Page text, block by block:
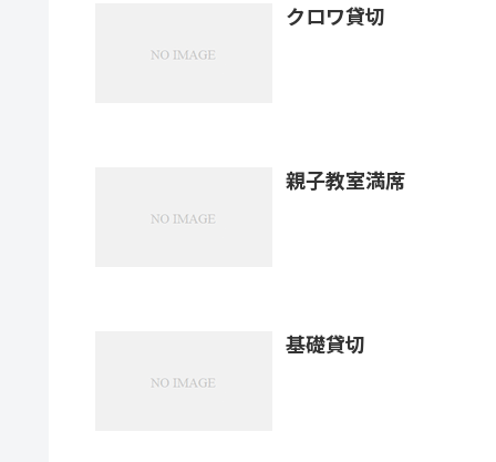
クロワ貸切
親子教室満席
基礎貸切